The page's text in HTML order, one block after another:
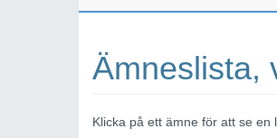
Ämneslista,
Klicka på ett ämne för att se en